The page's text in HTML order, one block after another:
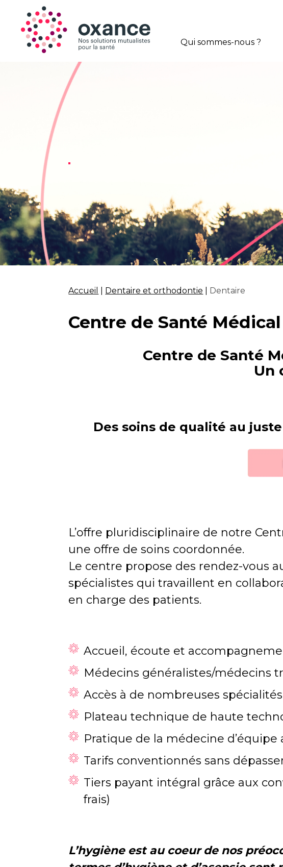
Qui sommes-nous ?
Accueil Dentaire et orthodontie Dentaire
Centre de Santé
Centre de Santé
Un
Des soins de qualité au
L’offre pluridisciplinaire de notre
une offre de soins coordonnée.
Le centre propose des rendez-vous
spécialistes qui travaillent en
en charge des patients.
Accueil, écoute et
Médecins généralistes/médecins
Accès à de nombreuses
Plateau technique de haute
Pratique de la médecine
Tarifs conventionnés sans
Tiers payant intégral grâce aux
frais)
L’hygiène est au coeur de nos